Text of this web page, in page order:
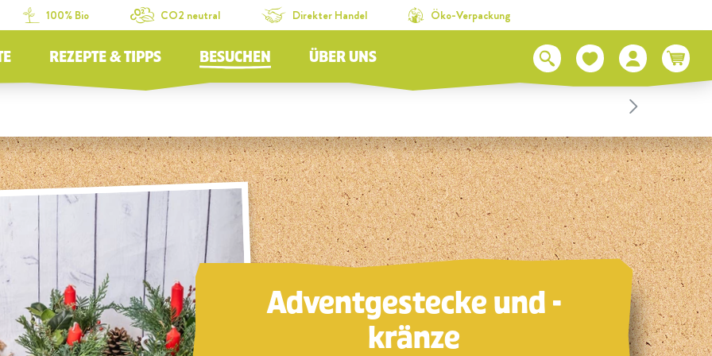
100% Bio CO2 neutral Direkter Handel Öko-Verpackung
REZEPTE & TIPPS BESUCHEN ÜBER UNS
Adventgestecke und -
kränze